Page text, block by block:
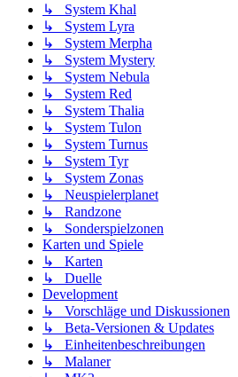
↳ System Khal
↳ System Lyra
↳ System Merpha
↳ System Mystery
↳ System Nebula
↳ System Red
↳ System Thalia
↳ System Tulon
↳ System Turnus
↳ System Tyr
↳ System Zonas
↳ Neuspielerplanet
↳ Randzone
↳ Sonderspielzonen
Karten und Spiele
↳ Karten
↳ Duelle
Development
↳ Vorschläge und Diskussionen
↳ Beta-Versionen & Updates
↳ Einheitenbeschreibungen
↳ Malaner